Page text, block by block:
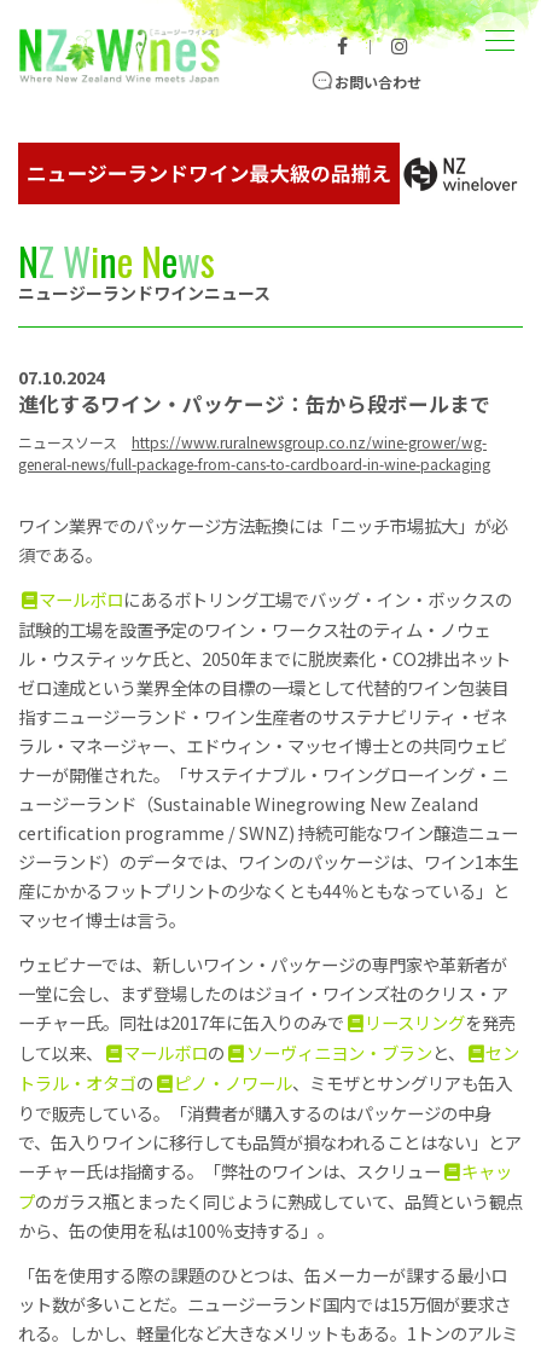
ニュージーランドワイン総合サイト
｜
お問い合わせ
メニュー
NZWine News
ニュージーランドワインニュース
07.10.2024
進化するワイン・パッケージ：缶から段ボールまで
ニュースソース https://www.ruralnewsgroup.co.nz/wine-grower/wg-
general-news/full-package-from-cans-to-cardboard-in-wine-packaging
ワイン業界でのパッケージ方法転換には「ニッチ市場拡大」が必
須である。
マールボロにあるボトリング工場でバッグ・イン・ボックスの
試験的工場を設置予定のワイン・ワークス社のティム・ノウェ
ル・ウスティッケ氏と、2050年までに脱炭素化・CO2排出ネット
ゼロ達成という業界全体の目標の一環として代替的ワイン包装目
指すニュージーランド・ワイン生産者のサステナビリティ・ゼネ
ラル・マネージャー、エドウィン・マッセイ博士との共同ウェビ
ナーが開催された。「サステイナブル・ワイングローイング・ニ
ュージーランド（Sustainable Winegrowing New Zealand
certification programme / SWNZ) 持続可能なワイン醸造ニュー
ジーランド）のデータでは、ワインのパッケージは、ワイン1本生
産にかかるフットプリントの少なくとも44％ともなっている」と
マッセイ博士は言う。
ウェビナーでは、新しいワイン・パッケージの専門家や革新者が
一堂に会し、まず登場したのはジョイ・ワインズ社のクリス・ア
ーチャー氏。同社は2017年に缶入りのみで
リースリングを発売
して以来、
マールボロの ソーヴィニヨン・ブランと、
セン
トラル・オタゴの ピノ・ノワール、ミモザとサングリアも缶入
りで販売している。「消費者が購入するのはパッケージの中身
で、缶入りワインに移行しても品質が損なわれることはない」とア
ーチャー氏は指摘する。「弊社のワインは、スクリュー
キャッ
プのガラス瓶とまったく同じように熟成していて、品質という観点
から、缶の使用を私は100％支持する」。
「缶を使用する際の課題のひとつは、缶メーカーが課する最小ロ
ット数が多いことだ。ニュージーランド国内では15万個が要求さ
れる。しかし、軽量化など大きなメリットもある。1トンのアルミ